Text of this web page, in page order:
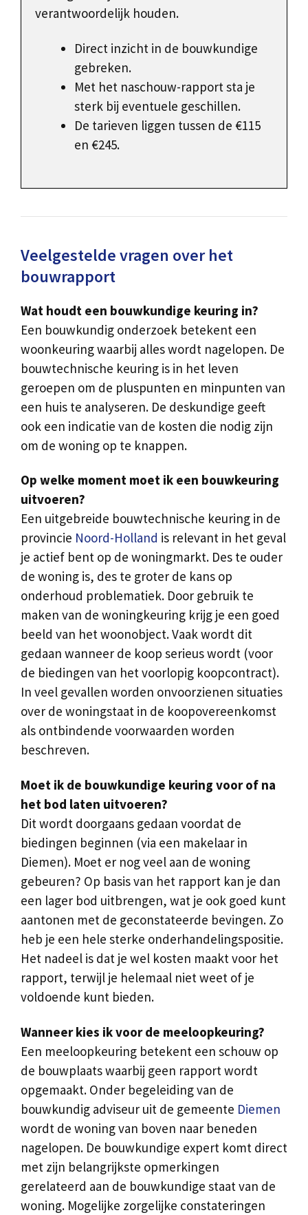
verantwoordelijk houden.
Direct inzicht in de bouwkundige
gebreken.
Met het naschouw-rapport sta je
sterk bij eventuele geschillen.
De tarieven liggen tussen de €115
en €245.
Veelgestelde vragen over het
bouwrapport
Wat houdt een bouwkundige keuring in?
Een bouwkundig onderzoek betekent een
woonkeuring waarbij alles wordt nagelopen. De
bouwtechnische keuring is in het leven
geroepen om de pluspunten en minpunten van
een huis te analyseren. De deskundige geeft
ook een indicatie van de kosten die nodig zijn
om de woning op te knappen.
Op welke moment moet ik een bouwkeuring
uitvoeren?
Een uitgebreide bouwtechnische keuring in de
provincie Noord-Holland is relevant in het geval
je actief bent op de woningmarkt. Des te ouder
de woning is, des te groter de kans op
onderhoud problematiek. Door gebruik te
maken van de woningkeuring krijg je een goed
beeld van het woonobject. Vaak wordt dit
gedaan wanneer de koop serieus wordt (voor
de biedingen van het voorlopig koopcontract).
In veel gevallen worden onvoorzienen situaties
over de woningstaat in de koopovereenkomst
als ontbindende voorwaarden worden
beschreven.
Moet ik de bouwkundige keuring voor of na
het bod laten uitvoeren?
Dit wordt doorgaans gedaan voordat de
biedingen beginnen (via een makelaar in
Diemen). Moet er nog veel aan de woning
gebeuren? Op basis van het rapport kan je dan
een lager bod uitbrengen, wat je ook goed kunt
aantonen met de geconstateerde bevingen. Zo
heb je een hele sterke onderhandelingspositie.
Het nadeel is dat je wel kosten maakt voor het
rapport, terwijl je helemaal niet weet of je
voldoende kunt bieden.
Wanneer kies ik voor de meeloopkeuring?
Een meeloopkeuring betekent een schouw op
de bouwplaats waarbij geen rapport wordt
opgemaakt. Onder begeleiding van de
bouwkundig adviseur uit de gemeente Diemen
wordt de woning van boven naar beneden
nagelopen. De bouwkundige expert komt direct
met zijn belangrijkste opmerkingen
gerelateerd aan de bouwkundige staat van de
woning. Mogelijke zorgelijke constateringen